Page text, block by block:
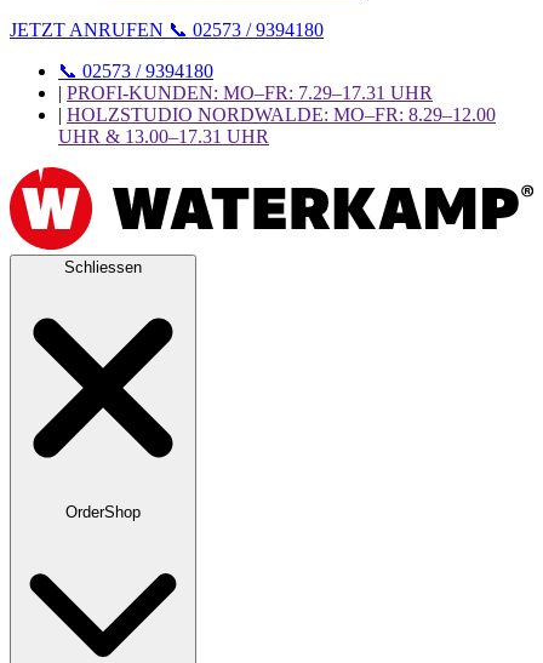
JETZT ANRUFEN 📞 02573 / 9394180
📞 02573 / 9394180
| PROFI-KUNDEN: MO–FR: 7.29–17.31 UHR
| HOLZSTUDIO NORDWALDE: MO–FR: 8.29–12.00
UHR & 13.00–17.31 UHR
Schliessen
OrderShop